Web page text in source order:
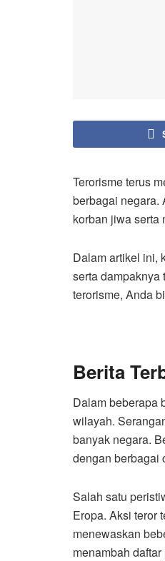
Terorisme terus
berbagai negara.
korban jiwa serta
Dalam artikel ini,
serta
terorisme, Anda
Berita
Dalam beberapa
wilayah.
banyak negara.
dengan berbagai
Salah satu
Eropa. Aksi teror
menewaskan
menambah